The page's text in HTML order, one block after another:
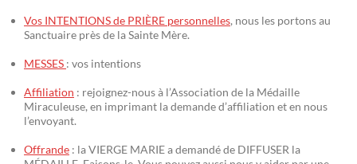
Vos INTENTIONS de PRIÈRE personnelles, nous les portons au
Sanctuaire près de la Sainte Mère.
MESSES : vos intentions
Affiliation : rejoignez-nous à l’Association de la Médaille
Miraculeuse, en imprimant la demande d’affiliation et en nous
l’envoyant.
Offrande : la VIERGE MARIE a demandé de DIFFUSER la